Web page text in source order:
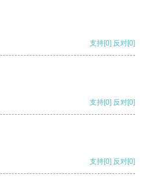
支持[0] 反对[0]
支持[0] 反对[0]
支持[0] 反对[0]